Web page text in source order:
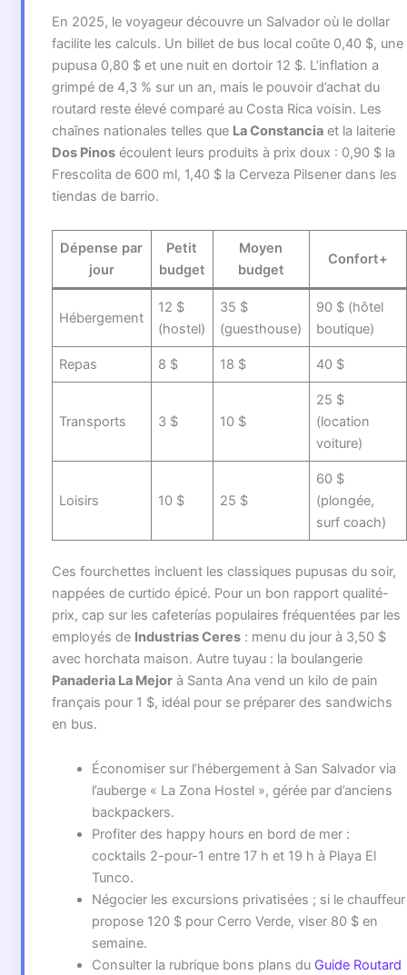
En 2025, le voyageur découvre un Salvador où le dollar
facilite les calculs. Un billet de bus local coûte 0,40 $, une
pupusa 0,80 $ et une nuit en dortoir 12 $. L’inflation a
grimpé de 4,3 % sur un an, mais le pouvoir d’achat du
routard reste élevé comparé au Costa Rica voisin. Les
chaînes nationales telles que La Constanciaet la laiterie
Dos Pinosécoulent leurs produits à prix doux : 0,90 $ la
Frescolita de 600 ml, 1,40 $ la Cerveza Pilsener dans les
tiendas de barrio.
Dépense par
jour
Petit
budget
Moyen
budget
Confort+
Hébergement
12 $
(hostel)
35 $
(guesthouse)
90 $ (hôtel
boutique)
Repas 8 $ 18 $ 40 $
Transports 3 $ 10 $
25 $
(location
voiture)
Loisirs 10 $ 25 $
60 $
(plongée,
surf coach)
Ces fourchettes incluent les classiques pupusas du soir,
nappées de curtido épicé. Pour un bon rapport qualité-
prix, cap sur les cafeterías populaires fréquentées par les
employés de Industrias Ceres: menu du jour à 3,50 $
avec horchata maison. Autre tuyau : la boulangerie
Panaderia La Mejorà Santa Ana vend un kilo de pain
français pour 1 $, idéal pour se préparer des sandwichs
en bus.
Économiser sur l’hébergement à San Salvador via
l’auberge « La Zona Hostel », gérée par d’anciens
backpackers.
Profiter des happy hours en bord de mer :
cocktails 2-pour-1 entre 17 h et 19 h à Playa El
Tunco.
Négocier les excursions privatisées ; si le chauffeur
propose 120 $ pour Cerro Verde, viser 80 $ en
semaine.
Consulter la rubrique bons plans du Guide Routard